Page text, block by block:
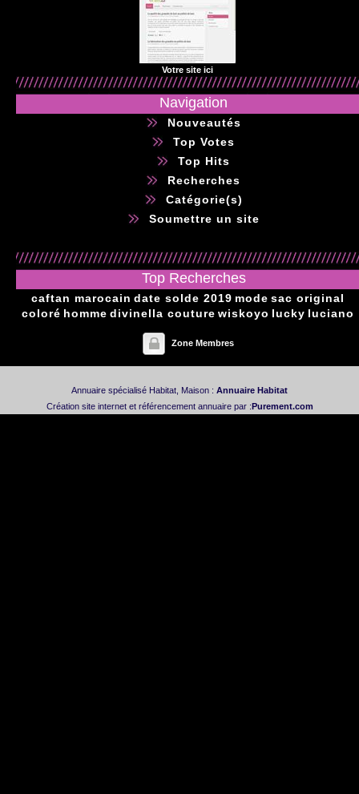
Votre site ici
Navigation
Nouveautés
Top Votes
Top Hits
Recherches
Catégorie(s)
Soumettre un site
Top Recherches
caftan marocain date solde 2019 mode sac original
coloré homme divinella couture wiskoyo lucky luciano
Zone Membres
Annuaire spécialisé Habitat, Maison : Annuaire Habitat
Création site internet et référencement annuaire par :Purement.com